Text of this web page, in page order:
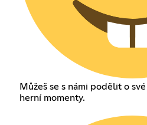
Můžeš se s námi podělit o
herní momenty.